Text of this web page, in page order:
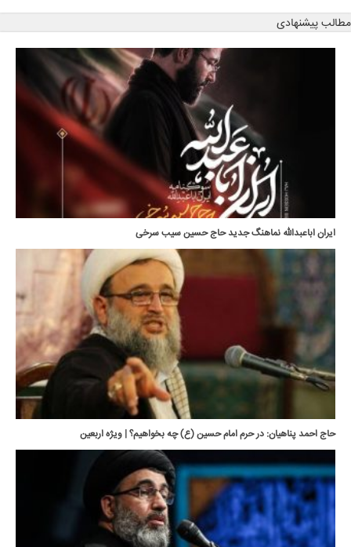
مطالب پیشنهادی
ایران اباعبدالله نماهنگ جدید حاج حسین سیب سرخی
حاج احمد پناهیان: در حرم امام حسین (ع) چه بخواهیم؟ | ویژه اربعین